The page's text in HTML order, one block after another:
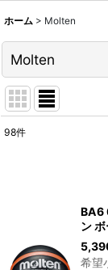
ホーム > Molten
Molten
98件
BA6
ン
希望